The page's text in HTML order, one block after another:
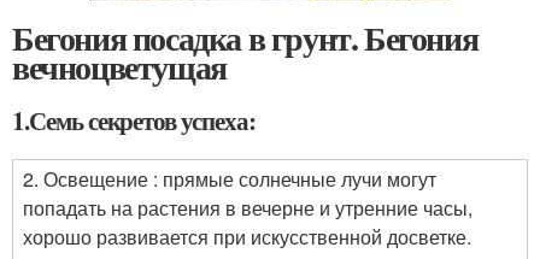
Бегония посадка в грунт. Бегония
вечноцветущая
1.Семь секретов успеха:
2. Освещение : прямые солнечные лучи могут
попадать на растения в вечерне и утренние часы,
хорошо развивается при искусственной досветке.